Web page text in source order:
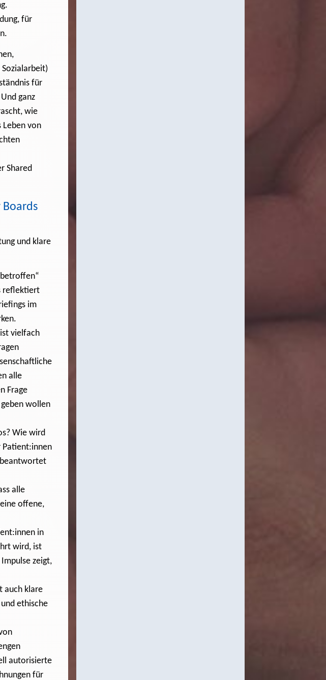
für
für
ganz
wie
Leben von
Shared
und klare
reflektiert
im
vielfach
alle
Frage
wollen
Wie wird
Patient:innen
beantwortet
alle
offene,
in
wird, ist
zeigt,
auch klare
ethische
autorisierte
für